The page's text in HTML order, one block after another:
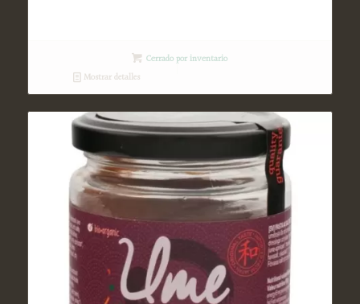
Cerrado por inventario
Mostrar detalles